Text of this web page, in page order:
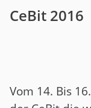
CeBit 2016
Vom 14. Bis